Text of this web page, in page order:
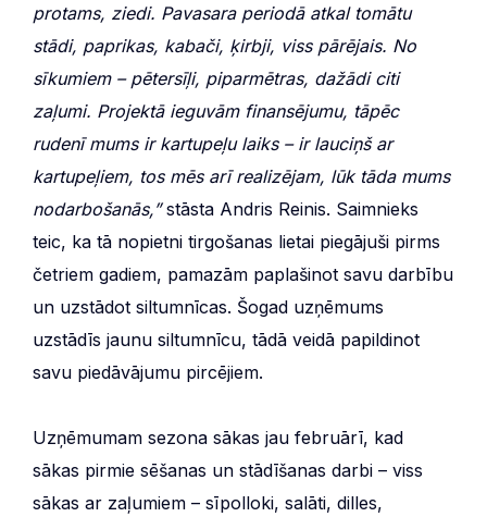
protams, ziedi. Pavasara periodā atkal tomātu
stādi, paprikas, kabači, ķirbji, viss pārējais. No
sīkumiem – pētersīļi, piparmētras, dažādi citi
zaļumi. Projektā ieguvām finansējumu, tāpēc
rudenī mums ir kartupeļu laiks – ir lauciņš ar
kartupeļiem, tos mēs arī realizējam, lūk tāda mums
nodarbošanās,”stāsta Andris Reinis. Saimnieks
teic, ka tā nopietni tirgošanas lietai piegājuši pirms
četriem gadiem, pamazām paplašinot savu darbību
un uzstādot siltumnīcas. Šogad uzņēmums
uzstādīs jaunu siltumnīcu, tādā veidā papildinot
savu piedāvājumu pircējiem.
Uzņēmumam sezona sākas jau februārī, kad
sākas pirmie sēšanas un stādīšanas darbi – viss
sākas ar zaļumiem – sīpolloki, salāti, dilles,